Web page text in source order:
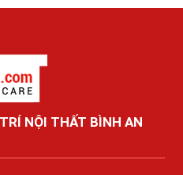
NỘI THẤT BÌNH AN